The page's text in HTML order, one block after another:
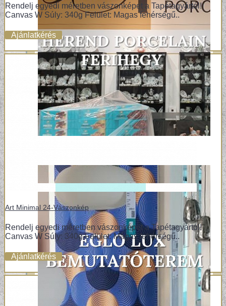
Rendelj egyedi méretben vászonképet a Tapétagyártól!
Canvas W Súly: 340g Felület: Magas fehérségű..
Ajánlatkérés
Art Minimal 24-Vászonkép
Rendelj egyedi méretben vászonképet a Tapétagyártól!
Canvas W Súly: 340g Felület: Magas fehérségű..
Ajánlatkérés